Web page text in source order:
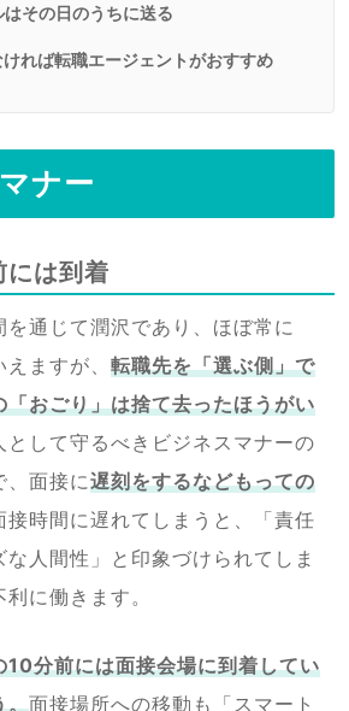
はその日のうちに送る
れば転職エージェントがおすすめ
ナー
は到着
通じて潤沢であり、ほぼ常に
ますが、 転職先を「選ぶ側」で
「おごり」は捨て去ったほうがい
として守るべきビジネスマナーの
、面接に遅刻をするなどもっての
接時間に遅れてしまうと、「責任
人間性」と印象づけられてしま
に働きます。
10分前には面接会場に到着してい
。面接場所への移動も「スマート